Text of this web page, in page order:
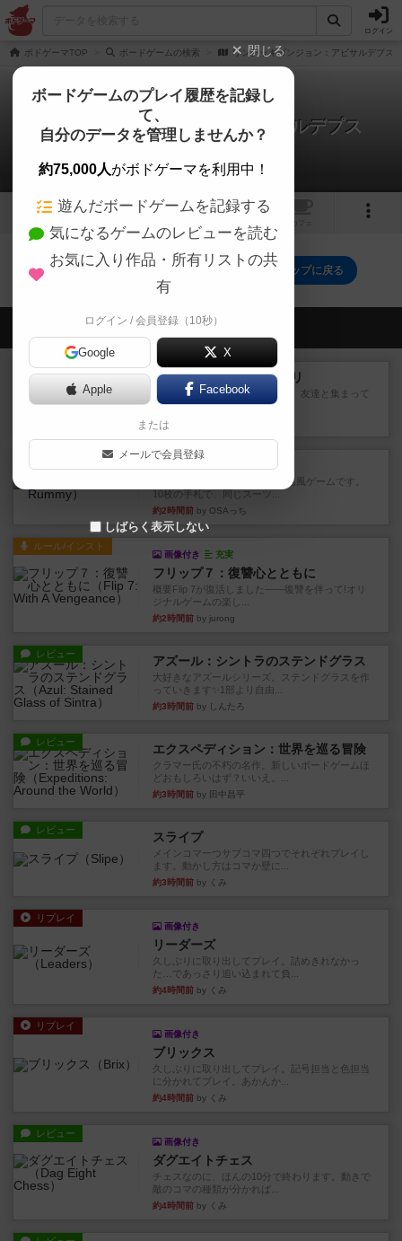
ログイン
ボドゲーマTOP ボードゲームの検索 ワンデッキダンジョン：アビサルデプス
ワンデッキダンジョン：アビサルデプス
0件の戦略やコツ
2 2
ワンデッキダンジョン：アビサルデプスのトップに戻る
会員の新しい投稿
レビュー ナンジャモンジャ・ミドリ
私は吃音を持っているのですが、友達と集まって
このゲームをした際、3ゲー...
3分前
トランプで遊べる2人対戦の麻雀風ゲームです。
10枚の手札で、同じスーツ...
約2時間前 by OSAっち
ルール/インスト
画像付き 充実
フリップ７：復讐心とともに
概要Flip 7が復活しました――復讐を伴って!オリ
ジナルゲームの楽し...
約2時間前 by jurong
レビュー アズール：シントラのステンドグラス
大好きなアズールシリーズ。ステンドグラスを作
っていきます✨1部より自由...
約3時間前 by しんたろ
レビュー エクスペディション：世界を巡る冒険
クラマー氏の不朽の名作。新しいボードゲームほ
どおもしろいはず？いいえ。...
約3時間前 by 田中昌平
レビュー スライプ
メインコマ一つサブコマ四つでそれぞれプレイし
ます。動かし方はコマか壁に...
約3時間前 by くみ
リプレイ
画像付き
リーダーズ
久しぶりに取り出してプレイ。詰めきれなかっ
た…であっさり追い込まれて負...
約4時間前 by くみ
リプレイ
画像付き
ブリックス
久しぶりに取り出してプレイ。記号担当と色担当
に分かれてプレイ。あかんか...
約4時間前 by くみ
レビュー
画像付き
ダグエイトチェス
チェスなのに、ほんの10分で終わります。動きで
敵のコマの種類が分かれば...
約4時間前 by くみ
閉じる
ボードゲームのプレイ履歴を記録し
て、
自分のデータを管理しませんか？
約75,000人がボドゲーマを利用中！
遊んだボードゲームを記録する
気になるゲームのレビューを読む
お気に入り作品・所有リストの共
有
ログイン / 会員登録（10秒）
Google X
Apple Facebook
または
メールで会員登録
しばらく表示しない